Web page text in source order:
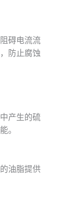
碍电流流
防止腐蚀
产生的硫
。
油脂提供